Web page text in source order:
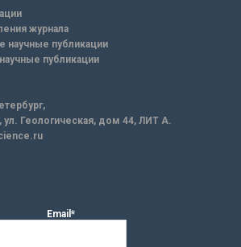
журнала
публикации
публикации
ул. Геологическая, дом 44, ЛИТ А.
Email*